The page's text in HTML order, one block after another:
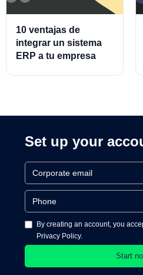
10 ventajas de
integrar un sistema
ERP a tu empresa
Set up your
By creating an account, you
Privacy Policy.